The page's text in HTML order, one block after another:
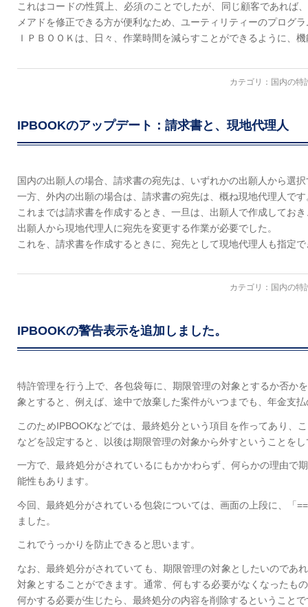
これはコードの性質上、必須のことでしたが、同じ顧客であれば
メアドを修正できる方が便利なため、ユーティリティーのプログ
ＩＰＢＯＯＫは、日々、作業時間を減らすことができるように、
カテゴリ： 国内の特
IPBOOKのアップデート：請求書と、現地代理人
国内の出願人の場合、請求書の宛先は、いずれかの出願人から選
一方、外内の出願の場合は、請求書の宛先は、概ね現地代理人です
これまでは請求書を作成するとき、一旦は、出願人で作成してお
出願人から現地代理人に宛先を変更する作業が必要でした。
これを、請求書を作成するときに、宛先として現地代理人も指定
カテゴリ： 国内の特
IPBOOKの警告表示を追加しました。
特許管理を行う上で、各包袋毎に、期限管理の対象とするか否か
象とすると、例えば、途中で放棄した案件がいつまでも、年金支
このためIPBOOKなどでは、最終処分という項目を作ってあり、
などを設定すると、以後は期限管理の対象から外すということを
一方で、最終処分がされているにもかかわらず、何らかの理由で
能性もあります。
今回、最終処分がされている包袋については、画面の上段に、「
ました。
これでうっかりを防止できると思います。
なお、最終処分がされていても、期限管理の対象としたいのであ
対象とすることができます。通常、何もする必要がなくなったも
何かする必要が生じたら、最終処分の内容を削除するということで